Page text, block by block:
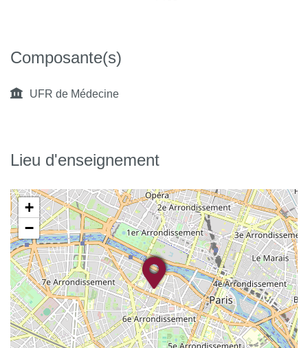
Composante(s)
UFR de Médecine
Lieu d'enseignement
+
−